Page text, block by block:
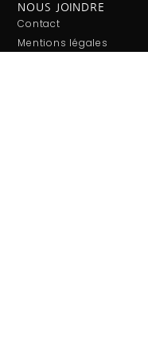
NOUS JOINDRE
Contact
Mentions légales